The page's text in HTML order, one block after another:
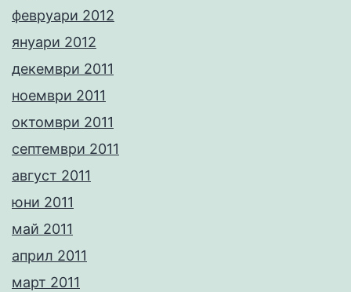
февруари 2012
януари 2012
декември 2011
ноември 2011
октомври 2011
септември 2011
август 2011
юни 2011
май 2011
април 2011
март 2011